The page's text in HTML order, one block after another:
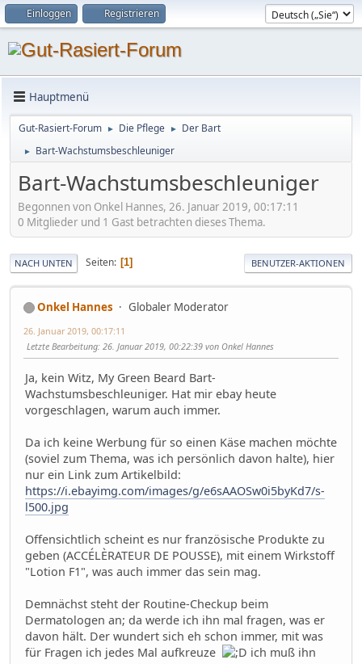
Einloggen Registrieren
Hauptmenü
Gut-Rasiert-Forum ► Die Pflege ► Der Bart
► Bart-Wachstumsbeschleuniger
Bart-Wachstumsbeschleuniger
Begonnen von Onkel Hannes, 26. Januar 2019, 00:17:11
0 Mitglieder und 1 Gast betrachten dieses Thema.
NACH UNTEN Seiten 1 BENUTZER-AKTIONEN
Onkel Hannes Globaler Moderator
26. Januar 2019, 00:17:11
Letzte Bearbeitung: 26. Januar 2019, 00:22:39 von Onkel Hannes
Ja, kein Witz, My Green Beard Bart-
Wachstumsbeschleuniger. Hat mir ebay heute
vorgeschlagen, warum auch immer.
Da ich keine Werbung für so einen Käse machen möchte
(soviel zum Thema, was ich persönlich davon halte), hier
nur ein Link zum Artikelbild:
https://i.ebayimg.com/images/g/e6sAAOSw0i5byKd7/s-
l500.jpg
Offensichtlich scheint es nur französische Produkte zu
geben (ACCÉLÈRATEUR DE POUSSE), mit einem Wirkstoff
"Lotion F1", was auch immer das sein mag.
Demnächst steht der Routine-Checkup beim
Dermatologen an; da werde ich ihn mal fragen, was er
davon hält. Der wundert sich eh schon immer, mit was
für Fragen ich jedes Mal aufkreuze
ich muß ihn